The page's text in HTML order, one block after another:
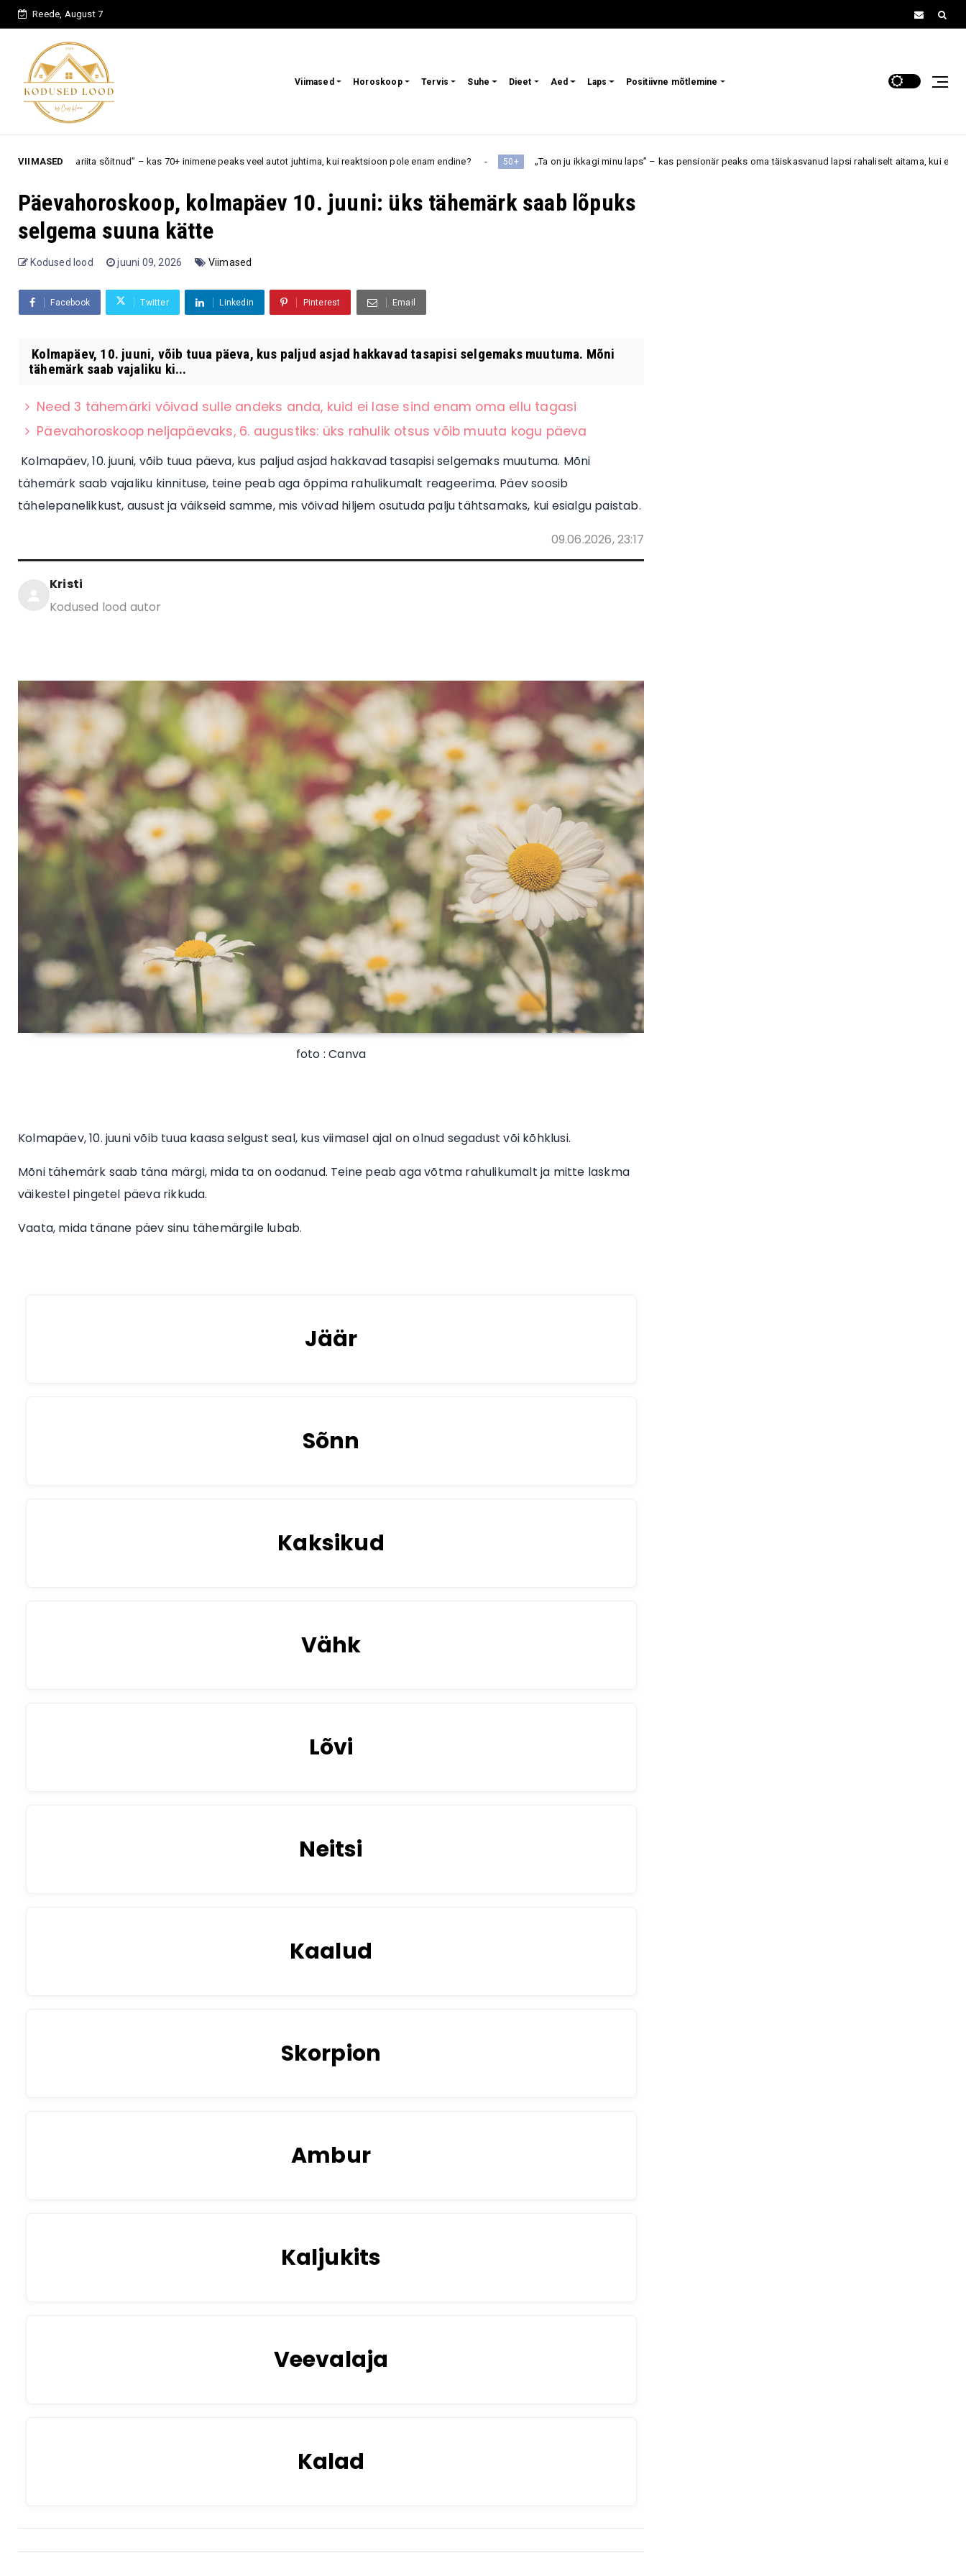
Reede, August 7
Viimased Horoskoop Tervis Suhe Dieet Aed Laps Positiivne mõtlemine
VIIMASED
– kas 70+ inimene peaks veel autot juhtima, kui reaktsioon pole enam endine? 50+ „Ta on ju ikkagi minu laps” – kas pensionär peaks oma täiskasvanud lapsi rahaliselt aitama, kui endal jääb väheks?
Päevahoroskoop, kolmapäev 10. juuni: üks tähemärk saab lõpuks
selgema suuna kätte
Kodused lood juuni 09, 2026 Viimased
Facebook Twitter Linkedin Pinterest Email
Kolmapäev, 10. juuni, võib tuua päeva, kus paljud asjad hakkavad tasapisi selgemaks muutuma. Mõni
tähemärk saab vajaliku ki...
Need 3 tähemärki võivad sulle andeks anda, kuid ei lase sind enam oma ellu tagasi
Päevahoroskoop neljapäevaks, 6. augustiks: üks rahulik otsus võib muuta kogu päeva
Kolmapäev, 10. juuni, võib tuua päeva, kus paljud asjad hakkavad tasapisi selgemaks muutuma. Mõni
tähemärk saab vajaliku kinnituse, teine peab aga õppima rahulikumalt reageerima. Päev soosib
tähelepanelikkust, ausust ja väikseid samme, mis võivad hiljem osutuda palju tähtsamaks, kui esialgu paistab.
09.06.2026, 23:17
Kristi
Kodused lood autor
foto : Canva
Kolmapäev, 10. juuni võib tuua kaasa selgust seal, kus viimasel ajal on olnud segadust või kõhklusi.
Mõni tähemärk saab täna märgi, mida ta on oodanud. Teine peab aga võtma rahulikumalt ja mitte laskma
väikestel pingetel päeva rikkuda.
Vaata, mida tänane päev sinu tähemärgile lubab.
Jäär
Sõnn
Kaksikud
Vähk
Lõvi
Neitsi
Kaalud
Skorpion
Ambur
Kaljukits
Veevalaja
Kalad